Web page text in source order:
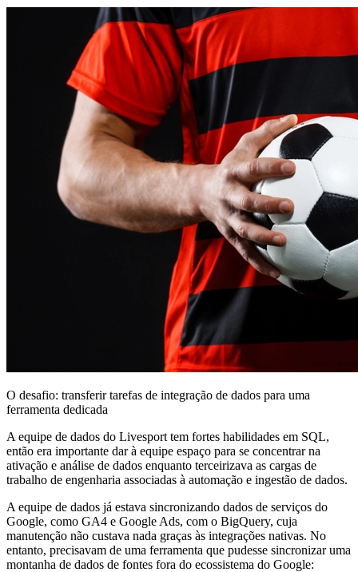
O desafio: transferir tarefas de integração de dados para uma
ferramenta dedicada
A equipe de dados do Livesport tem fortes habilidades em SQL,
então era importante dar à equipe espaço para se concentrar na
ativação e análise de dados enquanto terceirizava as cargas de
trabalho de engenharia associadas à automação e ingestão de dados.
A equipe de dados já estava sincronizando dados de serviços do
Google, como GA4 e Google Ads, com o BigQuery, cuja
manutenção não custava nada graças às integrações nativas. No
entanto, precisavam de uma ferramenta que pudesse sincronizar uma
montanha de dados de fontes fora do ecossistema do Google: